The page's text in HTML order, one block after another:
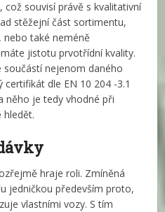
což souvisí právě s kvalitativní
stěžejní část sortimentu,
, nebo také neméně
jistotu prvotřídní kvality.
součástí nejenom daného
dle EN 10 204 -3.1
něho je tedy vhodné při
hledět.
hraje roli. Zmíněná
jedničkou především proto,
vlastními vozy. S tím